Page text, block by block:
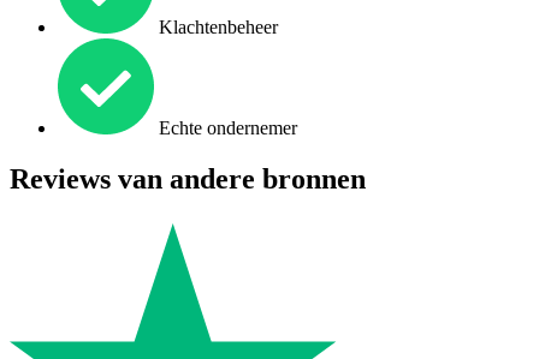
Klachtenbeheer
Echte ondernemer
Reviews van andere bronnen